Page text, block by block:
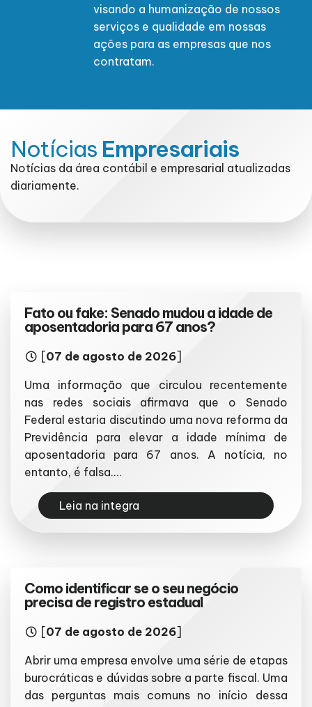
visando a humanização de nossos
serviços e qualidade em nossas
ações para as empresas que nos
contratam.
Notícias Empresariais
Notícias da área contábil e empresarial atualizadas
diariamente.
Fato ou fake: Senado mudou a idade de
aposentadoria para 67 anos?
[07 de agosto de 2026]
Uma informação que circulou recentemente
nas redes sociais afirmava que o Senado
Federal estaria discutindo uma nova reforma da
Previdência para elevar a idade mínima de
aposentadoria para 67 anos. A notícia, no
entanto, é falsa....
Leia na integra
Como identificar se o seu negócio
precisa de registro estadual
[07 de agosto de 2026]
Abrir uma empresa envolve uma série de etapas
burocráticas e dúvidas sobre a parte fiscal. Uma
das perguntas mais comuns no início dessa